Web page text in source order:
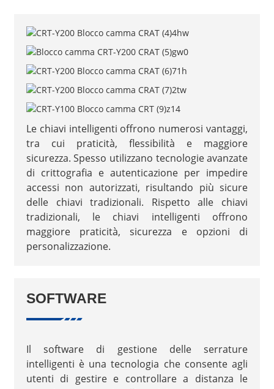
Le chiavi intelligenti offrono numerosi vantaggi,
tra cui praticità, flessibilità e maggiore
sicurezza. Spesso utilizzano tecnologie avanzate
di crittografia e autenticazione per impedire
accessi non autorizzati, risultando più sicure
delle chiavi tradizionali. Rispetto alle chiavi
tradizionali, le chiavi intelligenti offrono
maggiore praticità, sicurezza e opzioni di
personalizzazione.
SOFTWARE
Il software di gestione delle serrature
intelligenti è una tecnologia che consente agli
utenti di gestire e controllare a distanza le